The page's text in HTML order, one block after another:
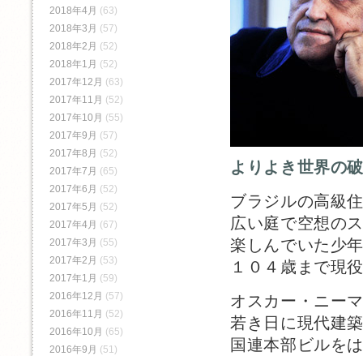
よりよき世界の
ブラジルの高級
広い庭で空想の
楽しんでいた少
１０４歳まで現
オスカー・ニー
若き日に現代建
国連本部ビルを
2018年4月 (63)
2018年3月 (57)
2018年2月 (52)
2018年1月 (52)
2017年12月 (63)
2017年11月 (52)
2017年10月 (55)
2017年9月 (57)
2017年8月 (52)
2017年7月 (65)
2017年6月 (52)
2017年5月 (52)
2017年4月 (67)
2017年3月 (55)
2017年2月 (53)
2017年1月 (59)
2016年12月 (57)
2016年11月 (52)
2016年10月 (65)
2016年9月 (51)